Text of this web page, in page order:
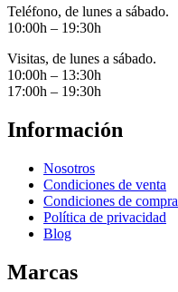
Teléfono, de lunes a sábado.
10:00h – 19:30h
Visitas, de lunes a sábado.
10:00h – 13:30h
17:00h – 19:30h
Información
Nosotros
Condiciones de venta
Condiciones de compra
Política de privacidad
Blog
Marcas